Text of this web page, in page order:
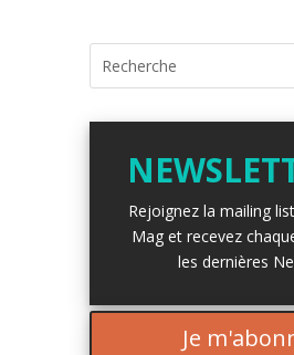
Rejoignez la mailing
Mag et recevez
les dernières
Je